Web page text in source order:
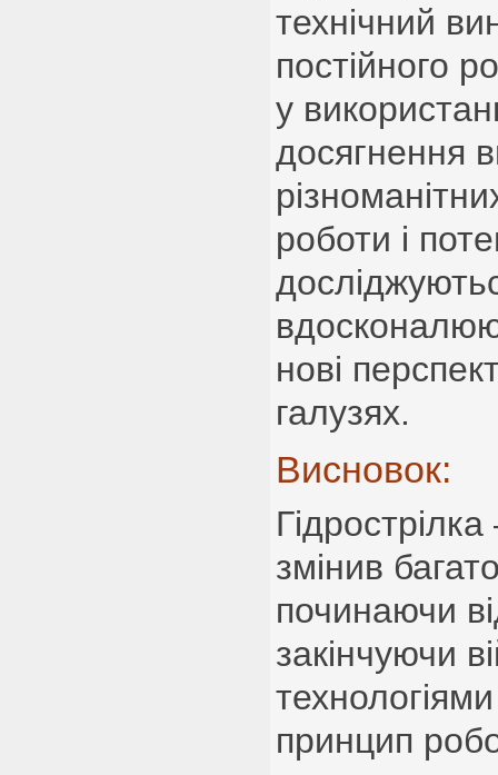
технічний
постійного
у
досягнення
роботи і
нові
галузях.
Висновок:
змінив
починаючи
закінчуючи
принцип